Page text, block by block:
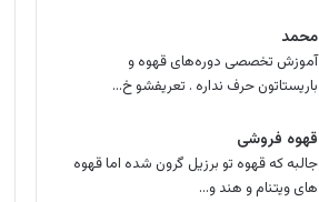
محمد
آموزش تخصصی دوره‌های قهوه و
باریستاتون حرف نداره . تعریفشو خ...
قهوه فروشی
جالبه که قهوه تو برزیل گرون شده اما قهوه
های ویتنام و هند و...